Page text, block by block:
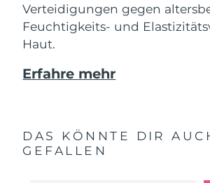
Verteidigungen gegen
Feuchtigkeits- und
Haut.
Erfahre mehr
DAS KÖNNTE DIR
GEFALLEN